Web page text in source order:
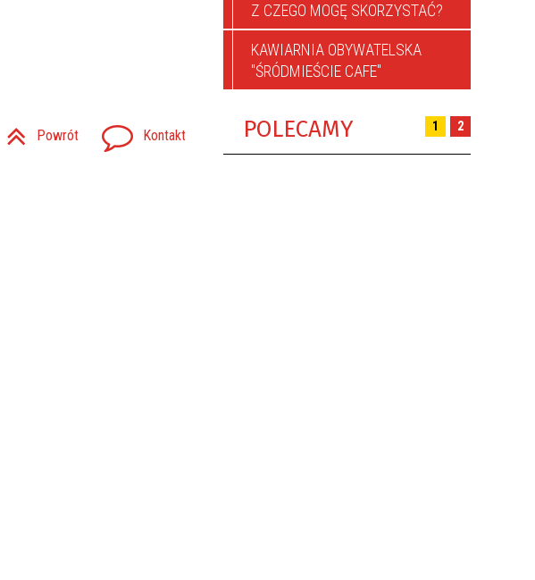
Powrót Kontakt
Z CZEGO MOGĘ SKORZYSTAĆ?
KAWIARNIA OBYWATELSKA
"ŚRÓDMIEŚCIE CAFE"
POLECAMY 1 2